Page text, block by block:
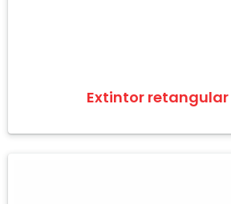
Extintor